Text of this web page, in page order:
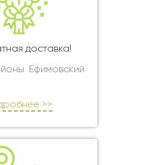
доставка!
Ефимовский
>>